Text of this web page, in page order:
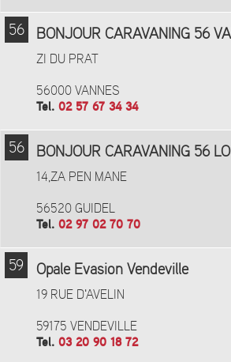
56 BONJOUR CARAVANING 56
ZI DU PRAT
56000 VANNES
Tel. 02 57 67 34 34
56 BONJOUR CARAVANING 56
14,ZA PEN MANE
56520 GUIDEL
Tel. 02 97 02 70 70
59 Opale Evasion Vendeville
19 RUE D'AVELIN
59175 VENDEVILLE
Tel. 03 20 90 18 72